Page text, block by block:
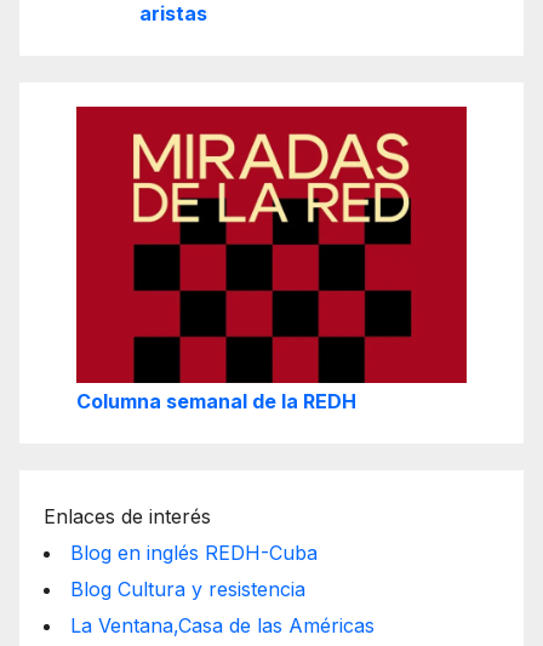
aristas
Columna semanal de la REDH
Enlaces de interés
Blog en inglés REDH-Cuba
Blog Cultura y resistencia
La Ventana,Casa de las Américas